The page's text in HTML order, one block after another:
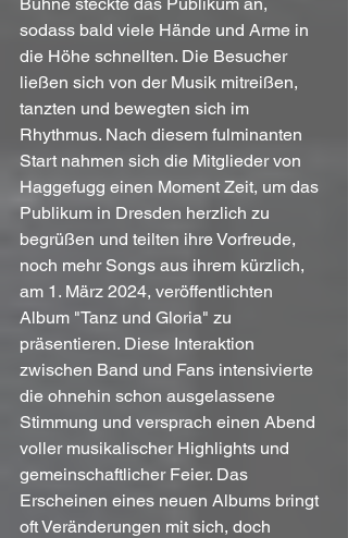
sodass bald viele Hände und Arme in
die Höhe schnellten. Die Besucher
ließen sich von der Musik mitreißen,
tanzten und bewegten sich im
Rhythmus. Nach diesem fulminanten
Start nahmen sich die Mitglieder von
Haggefugg einen Moment Zeit, um das
Publikum in Dresden herzlich zu
begrüßen und teilten ihre Vorfreude,
noch mehr Songs aus ihrem kürzlich,
am 1. März 2024, veröffentlichten
Album "Tanz und Gloria" zu
präsentieren. Diese Interaktion
zwischen Band und Fans intensivierte
die ohnehin schon ausgelassene
Stimmung und versprach einen Abend
voller musikalischer Highlights und
gemeinschaftlicher Feier. Das
Erscheinen eines neuen Albums bringt
oft Veränderungen mit sich, doch